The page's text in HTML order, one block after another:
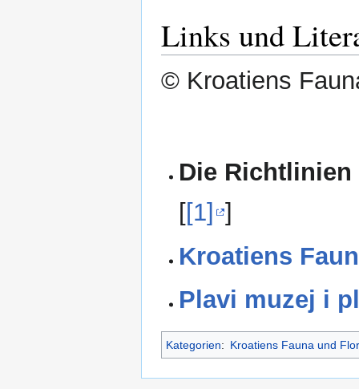
Links und
© Kroatiens
Die
[[1] ]
Kroatiens
Plavi muzej i
Kategorien: Kroatiens Fauna und